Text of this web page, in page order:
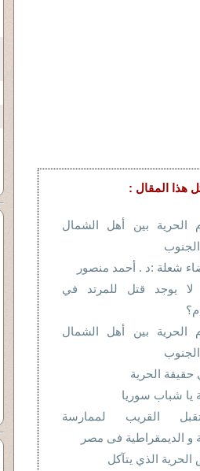
هذا المقال :
الحرية بين أهل الشمال
شعلة :د . أحمد منصور
لا يوجد قتل للمرتد في
الحرية بين أهل الشمال
حقيقة الحرية
يا شباب سوريا
القريب لممارسة
و الديمقراطية فى مصر
الذي يتآكل